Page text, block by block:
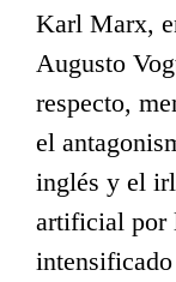
Karl Marx,
Augusto
respecto,
el
inglés y el
artificial por